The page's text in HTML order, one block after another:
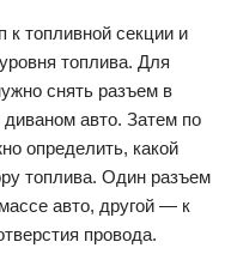
к топливной секции и
топлива. Для
снять разъем в
авто. Затем по
определить, какой
топлива. Один разъем
авто, другой — к
провода.